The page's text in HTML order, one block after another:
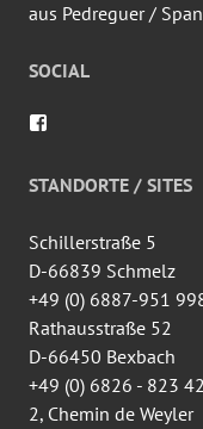
aus Pedreguer /
SOCIAL
auf
Facebook
STANDORTE / SITES
Schillerstraße 5
D-66839 Schmelz
+49 (0) 6887-951
Rathausstraße 52
D-66450 Bexbach
+49 (0) 6826 - 823
2, Chemin de Weyler